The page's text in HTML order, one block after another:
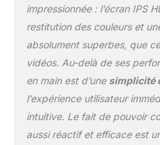
de
32
à
impressionnée : l’écran IPS
restitution des couleurs et
absolument superbes, que
vidéos. Au-delà de ses
en main est d’une simplicité
l’expérience utilisateur
intuitive. Le fait de pouvoir
aussi réactif et efficace est